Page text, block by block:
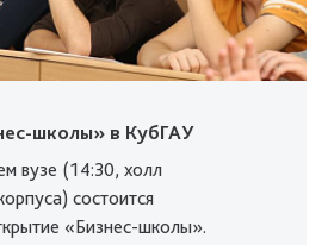
школы» в КубГАУ
вузе (14:30, холл
состоится
«Бизнес-школы».